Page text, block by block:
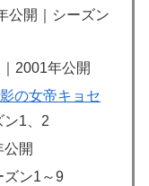
公開｜シーズン
｜2001年公開
の女帝キョセ
ン1、2
公開
ズン1～9